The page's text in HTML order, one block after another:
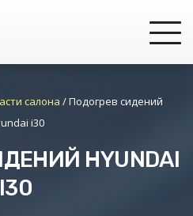
салона /Подогрев сидений
i30
HYUNDAI
I30